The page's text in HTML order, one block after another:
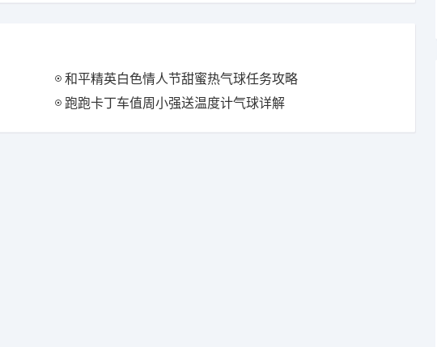
和平精英白色情人节甜蜜热气球任务攻略
跑跑卡丁车值周小强送温度计气球详解